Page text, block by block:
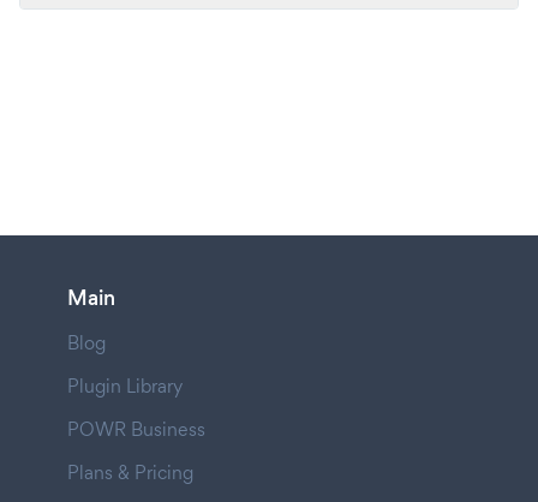
Main
Blog
Plugin Library
POWR Business
Plans & Pricing